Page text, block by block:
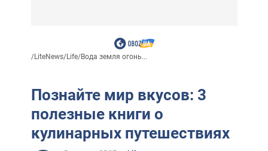
/LiteNews/Life/Вода земля огонь...
Познайте мир вкусов: 3
полезные книги о
кулинарных путешествиях